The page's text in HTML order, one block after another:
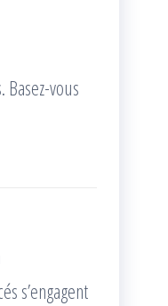
vous
s’engagent